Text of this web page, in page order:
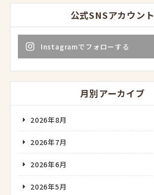
公式SNSアカウント
Instagramでフォローする
月別アーカイブ
2026年8月
2026年7月
2026年6月
2026年5月